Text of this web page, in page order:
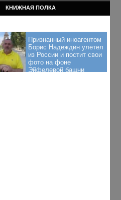
КНИЖНАЯ ПОЛКА
Признанный иноагентом
Борис Надеждин улетел
из России и постит свои
фото на фоне
Эйфелевой башни